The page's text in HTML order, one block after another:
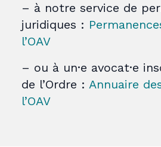
– à notre service de
juridiques :
l’OAV
– ou à un·e avocat·e
de l’Ordre : Annuaire
l’OAV